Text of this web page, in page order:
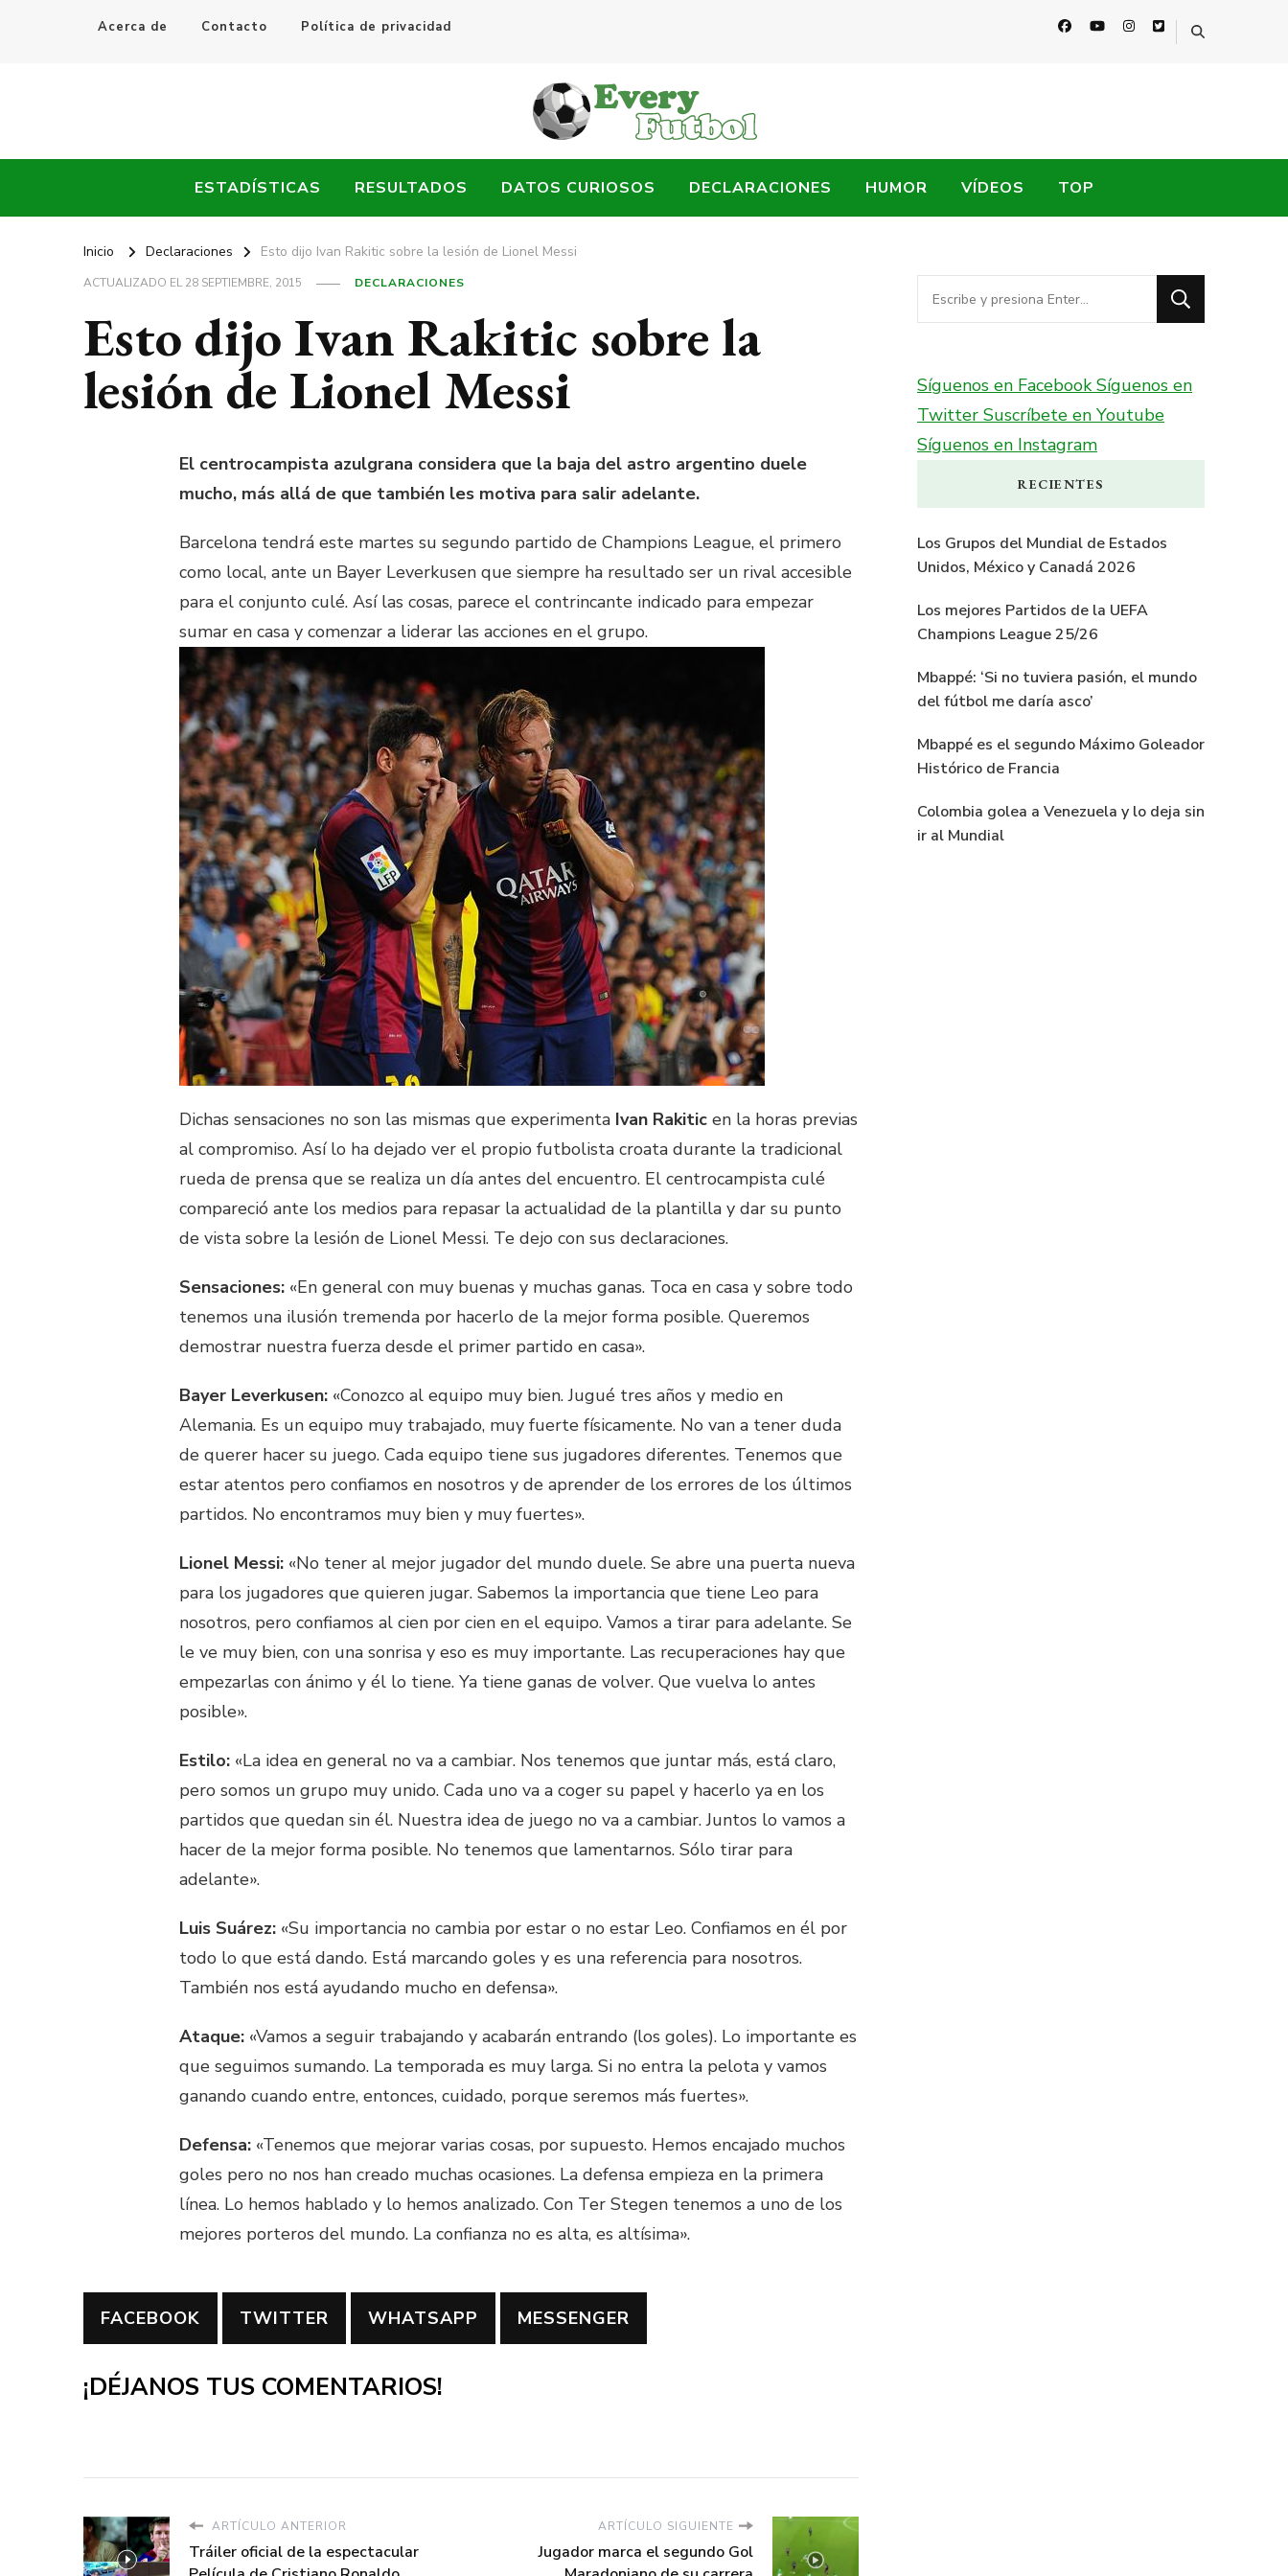
Acerca de Contacto Política de privacidad
Every Fútbol
ESTADÍSTICAS RESULTADOS DATOS CURIOSOS DECLARACIONES HUMOR VÍDEOS TOP
Inicio Declaraciones Esto dijo Ivan Rakitic sobre la lesión de Lionel Messi
ACTUALIZADO EL28 SEPTIEMBRE, 2015 DECLARACIONES
Esto dijo Ivan Rakitic sobre la
lesión de Lionel Messi
El centrocampista azulgrana considera que la baja del astro argentino duele
mucho, más allá de que también les motiva para salir adelante.
Barcelona tendrá este martes su segundo partido de Champions League, el primero
como local, ante un Bayer Leverkusen que siempre ha resultado ser un rival accesible
para el conjunto culé. Así las cosas, parece el contrincante indicado para empezar
sumar en casa y comenzar a liderar las acciones en el grupo.
Dichas sensaciones no son las mismas que experimenta Ivan Rakitic en la horas previas
al compromiso. Así lo ha dejado ver el propio futbolista croata durante la tradicional
rueda de prensa que se realiza un día antes del encuentro. El centrocampista culé
compareció ante los medios para repasar la actualidad de la plantilla y dar su punto
de vista sobre la lesión de Lionel Messi. Te dejo con sus declaraciones.
Sensaciones: «En general con muy buenas y muchas ganas. Toca en casa y sobre todo
tenemos una ilusión tremenda por hacerlo de la mejor forma posible. Queremos
demostrar nuestra fuerza desde el primer partido en casa».
Bayer Leverkusen: «Conozco al equipo muy bien. Jugué tres años y medio en
Alemania. Es un equipo muy trabajado, muy fuerte físicamente. No van a tener duda
de querer hacer su juego. Cada equipo tiene sus jugadores diferentes. Tenemos que
estar atentos pero confiamos en nosotros y de aprender de los errores de los últimos
partidos. No encontramos muy bien y muy fuertes».
Lionel Messi: «No tener al mejor jugador del mundo duele. Se abre una puerta nueva
para los jugadores que quieren jugar. Sabemos la importancia que tiene Leo para
nosotros, pero confiamos al cien por cien en el equipo. Vamos a tirar para adelante. Se
le ve muy bien, con una sonrisa y eso es muy importante. Las recuperaciones hay que
empezarlas con ánimo y él lo tiene. Ya tiene ganas de volver. Que vuelva lo antes
posible».
Estilo: «La idea en general no va a cambiar. Nos tenemos que juntar más, está claro,
pero somos un grupo muy unido. Cada uno va a coger su papel y hacerlo ya en los
partidos que quedan sin él. Nuestra idea de juego no va a cambiar. Juntos lo vamos a
hacer de la mejor forma posible. No tenemos que lamentarnos. Sólo tirar para
adelante».
Luis Suárez: «Su importancia no cambia por estar o no estar Leo. Confiamos en él por
todo lo que está dando. Está marcando goles y es una referencia para nosotros.
También nos está ayudando mucho en defensa».
Ataque: «Vamos a seguir trabajando y acabarán entrando (los goles). Lo importante es
que seguimos sumando. La temporada es muy larga. Si no entra la pelota y vamos
ganando cuando entre, entonces, cuidado, porque seremos más fuertes».
Defensa: «Tenemos que mejorar varias cosas, por supuesto. Hemos encajado muchos
goles pero no nos han creado muchas ocasiones. La defensa empieza en la primera
línea. Lo hemos hablado y lo hemos analizado. Con Ter Stegen tenemos a uno de los
mejores porteros del mundo. La confianza no es alta, es altísima».
FACEBOOK TWITTER WHATSAPP MESSENGER
¡DÉJANOS TUS COMENTARIOS!
ARTÍCULO ANTERIOR
Tráiler oficial de la espectacular
ARTÍCULO SIGUIENTE
Jugador marca el segundo Gol
¿Buscas
algo?
Síguenos en FacebookSíguenos en
Twitter Suscríbete en Youtube
Síguenos en Instagram
RECIENTES
Los Grupos del Mundial de Estados
Unidos, México y Canadá 2026
Los mejores Partidos de la UEFA
Champions League 25/26
Mbappé: ‘Si no tuviera pasión, el mundo
del fútbol me daría asco’
Mbappé es el segundo Máximo Goleador
Histórico de Francia
Colombia golea a Venezuela y lo deja sin
ir al Mundial